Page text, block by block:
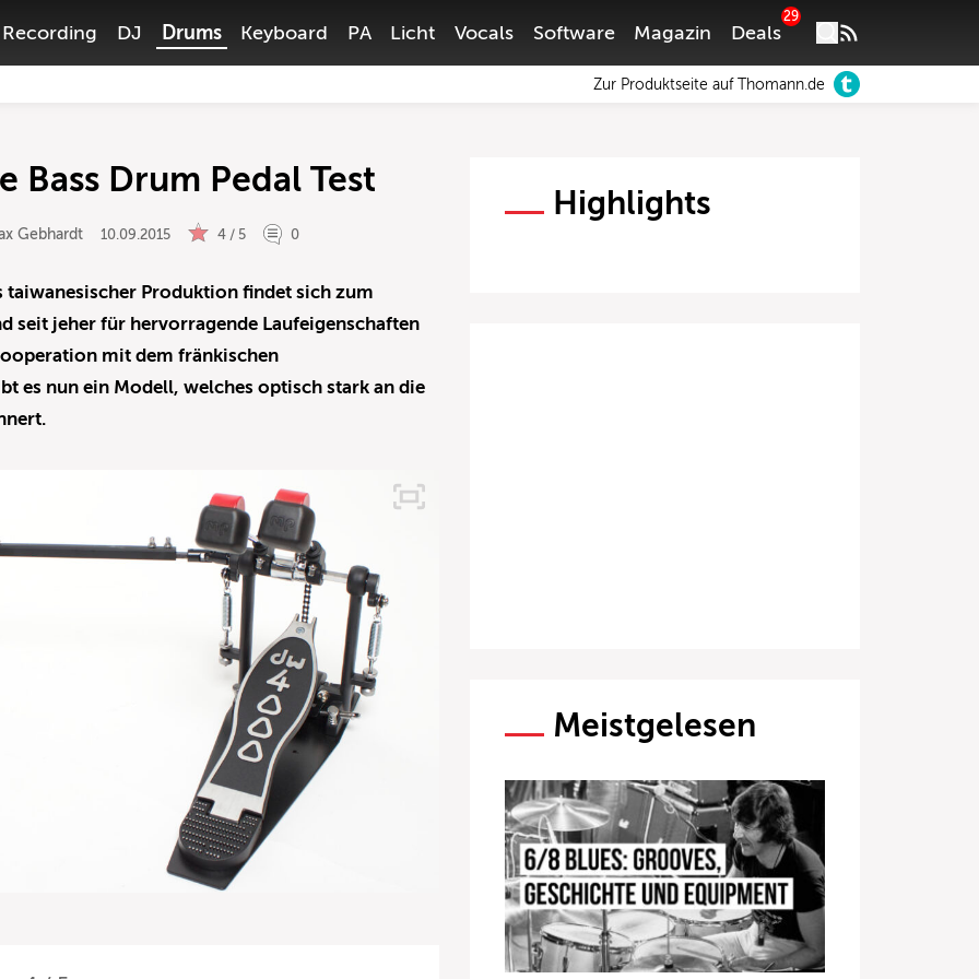
Recording DJ Drums Keyboard PA Licht Vocals Software Magazin Deals
29
Zur Produktseite auf Thomann.de
Bass Drum Pedal Test
Gebhardt 10.09.2015 4 / 5 0
taiwanesischer Produktion findet sich zum
seit jeher für hervorragende Laufeigenschaften
mit dem fränkischen
es nun ein Modell, welches optisch stark an die
Highlights
Meistgelesen